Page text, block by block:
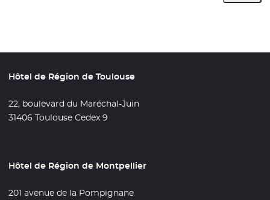
Hôtel de Région de Toulouse
22, boulevard du Maréchal-Juin
31406 Toulouse Cedex 9
Hôtel de Région de Montpellier
201 avenue de la Pompignane